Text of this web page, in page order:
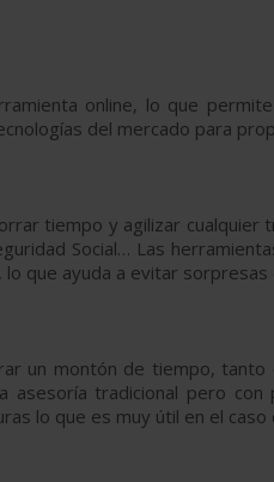
online, lo que
del mercado para
tiempo y agilizar
Social… Las
que ayuda a evitar sorpresas
un montón de tiempo,
asesoría tradicional pero
lo que es muy útil en el caso